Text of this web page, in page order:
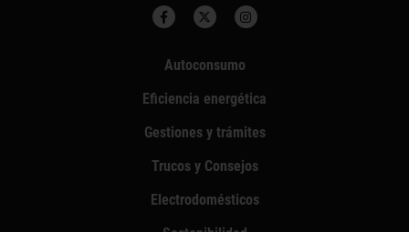
Autoconsumo
Eficiencia energética
Gestiones y trámites
Trucos y Consejos
Electrodomésticos